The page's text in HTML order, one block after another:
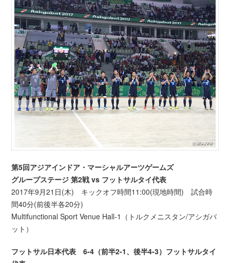
第5回アジアインドア・マーシャルアーツゲームズ
グループステージ 第2戦 vs フットサルタイ代表
2017年9月21日(木) キックオフ時間11:00(現地時間) 試合時
間40分(前後半各20分)
Multifunctional Sport Venue Hall-1（トルクメニスタン/アシガバ
ット）
フットサル日本代表 6-4（前半2-1、後半4-3）フットサルタイ